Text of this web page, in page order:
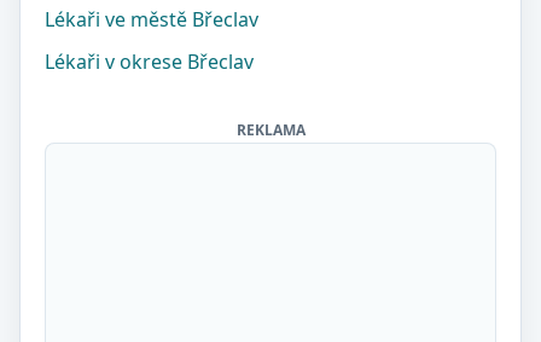
Lékaři ve městě Břeclav
Lékaři v okrese Břeclav
REKLAMA